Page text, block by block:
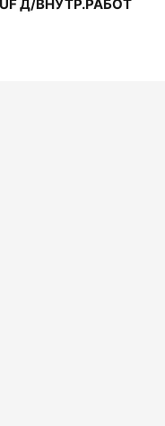
Д/ВНУТР.РАБОТ